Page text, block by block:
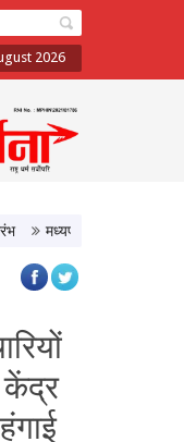
2026
मध्यप्रदेश में निवेश के नए